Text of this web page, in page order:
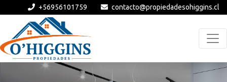
+56956101759 contacto@propiedadesohiggins.cl